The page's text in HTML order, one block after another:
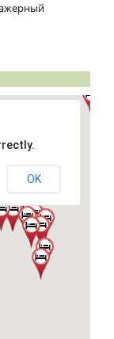
OK